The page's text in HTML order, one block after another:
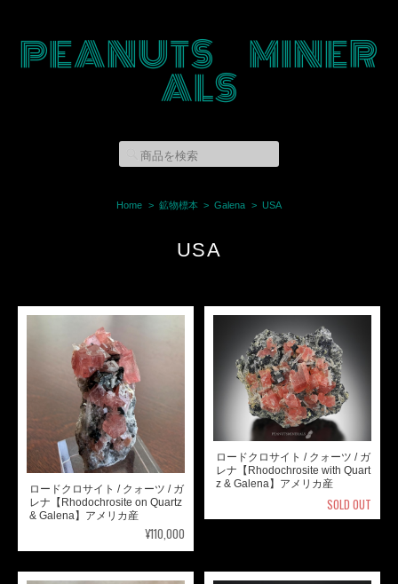
PEANUTS MINER
ALS
Home 鉱物標本 Galena USA
USA
ロードクロサイト / クォーツ / ガ
レナ【Rhodochrosite on Quartz
& Galena】アメリカ産
¥110,000
ロードクロサイト / クォーツ / ガ
レナ【Rhodochrosite with Quart
z & Galena】アメリカ産
SOLD OUT